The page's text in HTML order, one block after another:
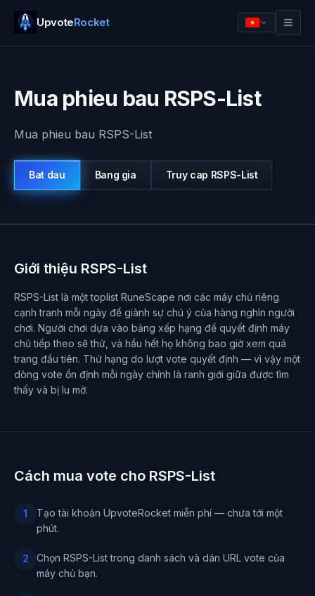
UpvoteRocket
Mua phieu bau RSPS-List
Mua phieu bau RSPS-List
Bat dau Bang gia Truy cap RSPS-List
Giới thiệu RSPS-List
RSPS-List là một toplist RuneScape nơi các máy chủ riêng
cạnh tranh mỗi ngày để giành sự chú ý của hàng nghìn người
chơi. Người chơi dựa vào bảng xếp hạng để quyết định máy
chủ tiếp theo sẽ thử, và hầu hết họ không bao giờ xem quá
trang đầu tiên. Thứ hạng do lượt vote quyết định — vì vậy một
dòng vote ổn định mỗi ngày chính là ranh giới giữa được tìm
thấy và bị lu mờ.
Cách mua vote cho RSPS-List
1
Tạo tài khoản UpvoteRocket miễn phí — chưa tới một
phút.
2
Chọn RSPS-List trong danh sách và dán URL vote của
máy chủ bạn.